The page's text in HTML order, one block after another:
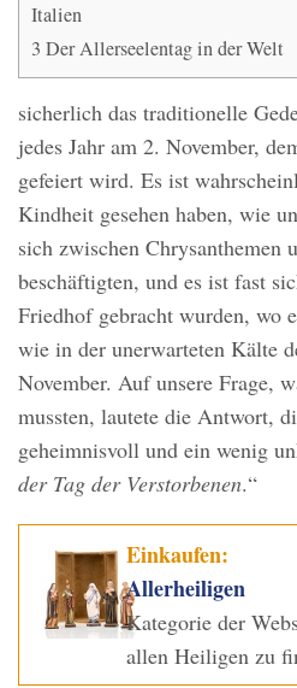
Italien
3 Der Allerseelentag in der Welt
sicherlich das traditionelle
jedes Jahr am 2. November,
gefeiert wird. Es ist
Kindheit gesehen haben, wie
sich zwischen Chrysanthemen
beschäftigten, und es ist fast
Friedhof gebracht wurden, wo
wie in der unerwarteten Kälte
November. Auf unsere Frage,
mussten, lautete die Antwort,
geheimnisvoll und ein wenig
der Tag der Verstorbenen.“
Einkaufen:
Allerheiligen
Kategorie der
allen Heiligen zu